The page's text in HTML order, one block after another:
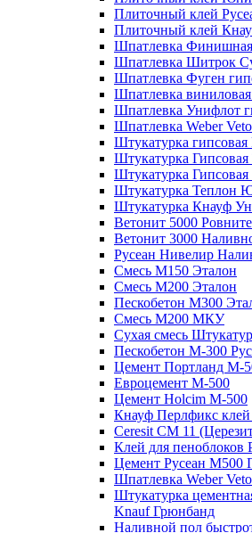
Плиточный клей
Плиточный клей
Шпатлевка Финишная
Шпатлевка Шитрок
Шпатлевка Фуген
Шпатлевка
Шпатлевка Унифлот
Шпатлевка Weber
Штукатурка гипсовая
Штукатурка Гипсовая
Штукатурка Гипсовая
Штукатурка Теплон
Штукатурка Кнауф
Ветонит 5000
Ветонит 3000
Русеан Нивелир
Смесь М150 Эталон
Смесь М200 Эталон
Пескобетон М300
Смесь М200 МКУ
Сухая смесь
Пескобетон М-300
Цемент Портланд М-
Евроцемент М-500
Цемент Holcim М-500
Кнауф Перлфикс
Сeresit СМ 11
Клей для пеноблоков
Цемент Русеан М500
Шпатлевка Weber
Штукатурка
Knauf Грюнбанд
Наливной пол